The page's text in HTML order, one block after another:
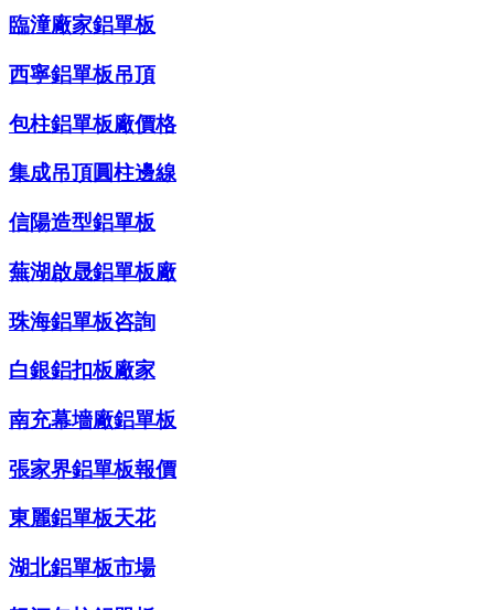
臨潼廠家鋁單板
西寧鋁單板吊頂
包柱鋁單板廠價格
集成吊頂圓柱邊線
信陽造型鋁單板
蕪湖啟晟鋁單板廠
珠海鋁單板咨詢
白銀鋁扣板廠家
南充幕墻廠鋁單板
張家界鋁單板報價
東麗鋁單板天花
湖北鋁單板市場